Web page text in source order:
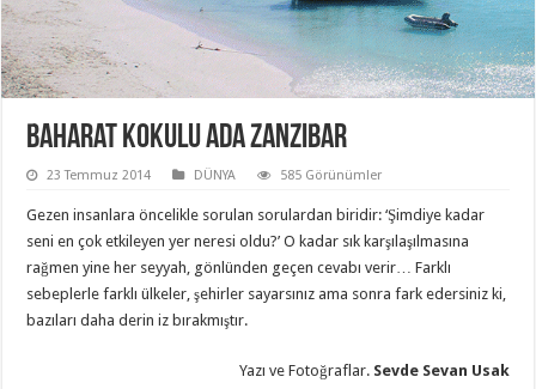
Baharat Kokulu Ada Zanzibar
23 Temmuz 2014 DÜNYA 585 Görünümler
Gezen insanlara öncelikle sorulan sorulardan biridir: ‘Şimdiye kadar
seni en çok etkileyen yer neresi oldu?’ O kadar sık karşılaşılmasına
rağmen yine her seyyah, gönlünden geçen cevabı verir… Farklı
sebeplerle farklı ülkeler, şehirler sayarsınız ama sonra fark edersiniz ki,
bazıları daha derin iz bırakmıştır.
Yazı ve Fotoğraflar. Sevde Sevan Usak